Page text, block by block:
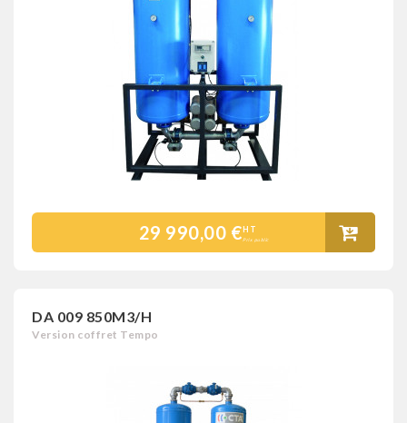
29 990,00 €HT
Prix public
DA 009 850M3/H
Version coffret Tempo